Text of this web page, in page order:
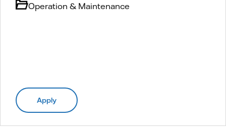
Operation & Maintenance
Apply